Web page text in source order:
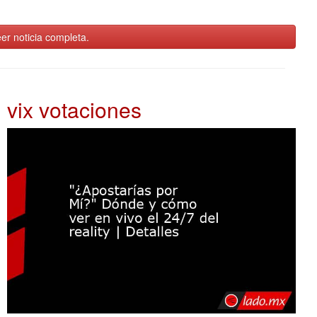
noticia completa.
vix votaciones